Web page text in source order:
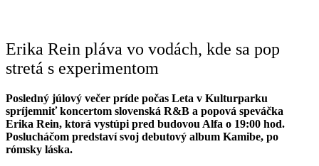
Erika Rein pláva vo vodách, kde sa pop
stretá s experimentom
Posledný júlový večer príde počas Leta v Kulturparku
spríjemniť koncertom slovenská R&B a popová speváčka
Erika Rein, ktorá vystúpi pred budovou Alfa o 19:00 hod.
Poslucháčom predstaví svoj debutový album Kamibe, po
rómsky láska.